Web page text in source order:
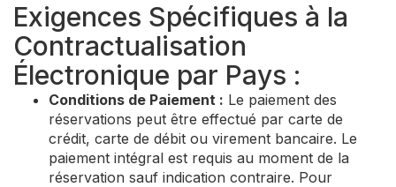
Exigences Spécifiques à la
Contractualisation
Électronique par Pays :
Conditions de Paiement : Le paiement des
réservations peut être effectué par carte de
crédit, carte de débit ou virement bancaire. Le
paiement intégral est requis au moment de la
réservation sauf indication contraire. Pour